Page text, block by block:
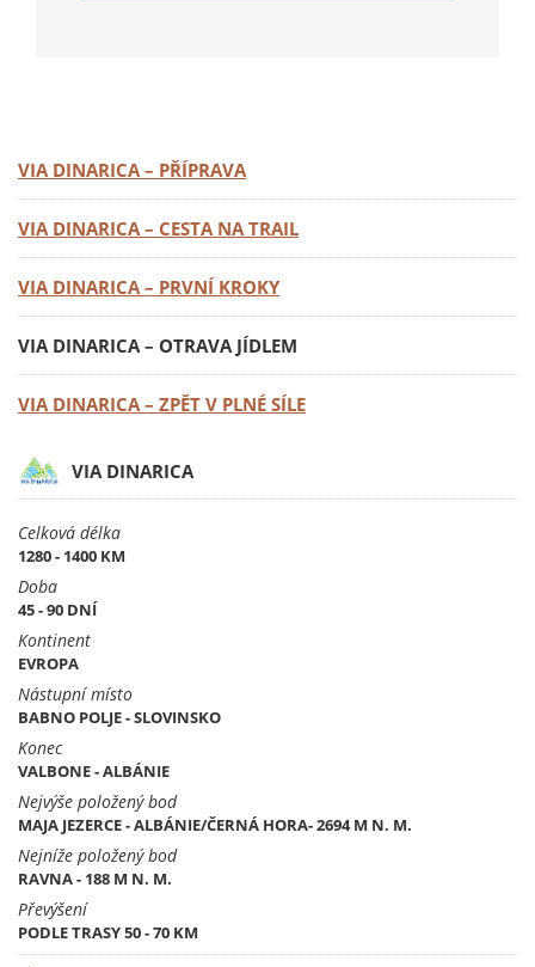
VIA DINARICA – PŘÍPRAVA
VIA DINARICA – CESTA NA TRAIL
VIA DINARICA – PRVNÍ KROKY
VIA DINARICA – OTRAVA JÍDLEM
VIA DINARICA – ZPĚT V PLNÉ SÍLE
VIA DINARICA
Celková délka
1280 - 1400 KM
Doba
45 - 90 DNÍ
Kontinent
EVROPA
Nástupní místo
BABNO POLJE - SLOVINSKO
Konec
VALBONE - ALBÁNIE
Nejvýše položený bod
MAJA JEZERCE - ALBÁNIE/ČERNÁ HORA- 2694 M N. M.
Nejníže položený bod
RAVNA - 188 M N. M.
Převýšení
PODLE TRASY 50 - 70 KM